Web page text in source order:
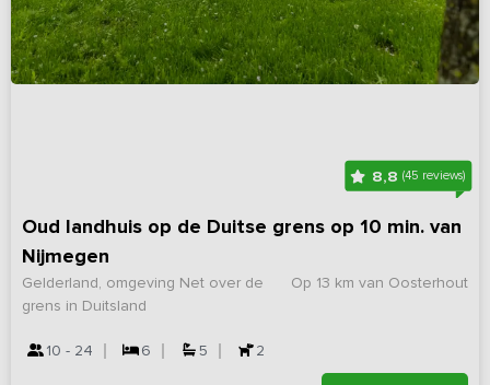
8,8 (45 reviews)
Oud landhuis op de Duitse grens op 10 min. van
Nijmegen
Op 13 km van Oosterhout
Gelderland, omgeving Net over de
grens in Duitsland
10 - 24 6 5 2